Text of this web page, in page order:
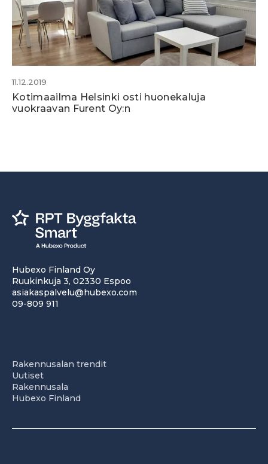
11.12.2019
Kotimaailma Helsinki osti huonekaluja
vuokraavan Furent Oy:n
Hubexo Finland Oy
Ruukinkuja 3, 02330 Espoo
asiakaspalvelu@hubexo.com
09-809 911
Rakennusalan trendit
Uutiset
Rakennusala
Hubexo Finland